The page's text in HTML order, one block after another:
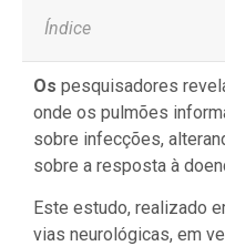
Índice
Os pesquisadores
onde os pulmões
sobre infecções,
sobre a resposta à
Este estudo, realizado
vias neurológicas, em